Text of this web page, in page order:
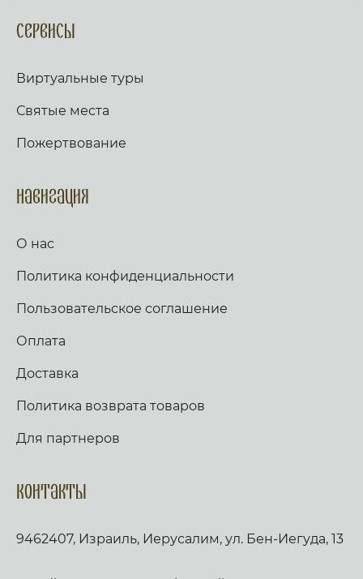
Сервисы
Виртуальные туры
Святые места
Пожертвование
Навигация
О нас
Политика конфиденциальности
Пользовательское соглашение
Оплата
Доставка
Политика возврата товаров
Для партнеров
Контакты
9462407, Израиль, Иерусалим, ул. Бен-Иегуда, 13